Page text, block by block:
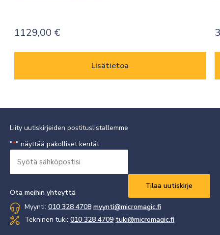
1129,00 €
Lisätietoa
Liity uutiskirjeiden postituslistallemme
"*" näyttää pakolliset kentät
sähköpostisi
Ota meihin yhteyttä
Myynti: 010 328 4708 myynti@micromagic.fi
Tekninen tuki: 010 328 4709 tuki@micromagic.fi